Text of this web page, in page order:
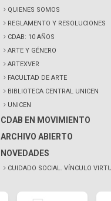
QUIENES SOMOS
REGLAMENTO Y RESOLUCIONES
CDAB: 10 AÑOS
ARTE Y GÉNERO
ARTEXVER
FACULTAD DE ARTE
BIBLIOTECA CENTRAL UNICEN
UNICEN
CDAB EN MOVIMIENTO
ARCHIVO ABIERTO
NOVEDADES
CUIDADO SOCIAL. VÍNCULO